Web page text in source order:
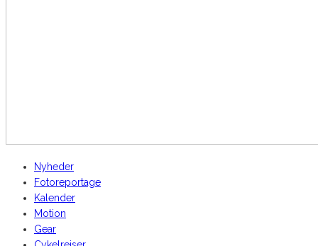
Nyheder
Fotoreportage
Kalender
Motion
Gear